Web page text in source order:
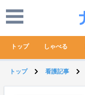
トップ しゃべる
トップ 看護記事